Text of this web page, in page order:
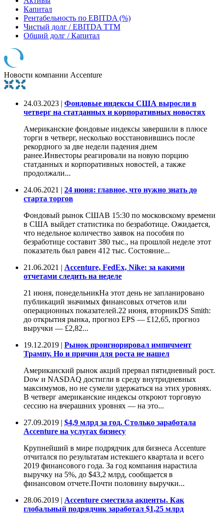
Капитал
Рентабельность по EBITDA (%)
Чистый долг / EBITDA TTM
Общий долг / Капитал
Новости компании Accenture
24.03.2023 | Фондовые индексы США выросли в
четверг на статданных и корпоративных новостях
Американские фондовые индексы завершили в плюсе
торги в четверг, несколько восстановившись после
рекордного за две недели падения днем
ранее.Инвесторы реагировали на новую порцию
статданных и корпоративных новостей, а также
продолжали...
24.06.2021 | 24 июня: главное, что нужно знать до
старта торгов
Фондовый рынок СШАВ 15:30 по московскому времени
в США выйдет статистика по безработице. Ожидается,
что недельное количество заявок на пособия по
безработице составит 380 тыс., на прошлой неделе этот
показатель был равен 412 тыс. Состояние...
21.06.2021 | Accenture, FedEx, Nike: за какими
отчетами следить на неделе
21 июня, понедельникНа этот день не запланировано
публикаций значимых финансовых отчетов или
операционных показателей.22 июня, вторникDS Smith:
до открытия рынка, прогноз EPS — £12,65, прогноз
выручки — £2,82...
19.12.2019 | Рынок проигнорировал импичмент
Трампу. Но и причин для роста не нашел
Американский рынок акций прервал пятидневный рост.
Dow и NASDAQ достигли в среду внутридневных
максимумов, но не сумели удержаться на этих уровнях.
В четверг американские индексы откроют торговую
сессию на вчерашних уровнях — на это...
27.09.2019 | $4,9 млрд за год. Столько заработала
Accenture на услугах бизнесу
Крупнейший в мире подрядчик для бизнеса Accenture
отчитался по результатам истекшего квартала и всего
2019 финансового года. За год компания нарастила
выручку на 5%, до $43,2 млрд, сообщается в
финансовом отчете.Почти половину выручки...
28.06.2019 | Accenture сместила акценты. Как
глобальный подрядчик заработал $1,25 млрд